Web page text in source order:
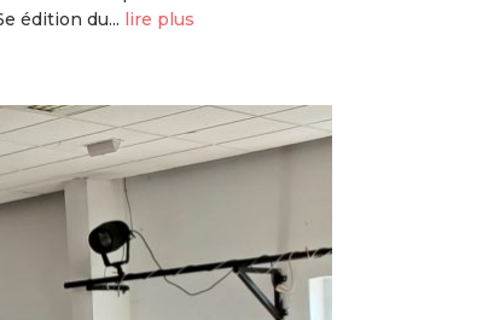
édition du... lire plus